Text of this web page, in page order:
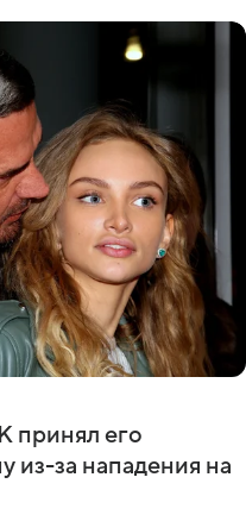
принял его
из-за нападения на